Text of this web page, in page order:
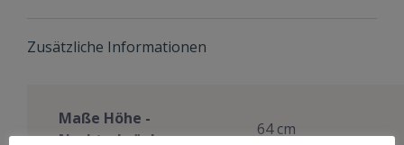
Zusätzliche Informationen
Maße Höhe -
Nachtschränke
64 cm